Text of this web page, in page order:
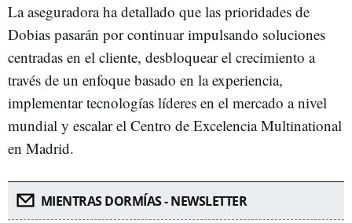
La aseguradora ha detallado que las prioridades de
Dobias pasarán por continuar impulsando soluciones
centradas en el cliente, desbloquear el crecimiento a
través de un enfoque basado en la experiencia,
implementar tecnologías líderes en el mercado a nivel
mundial y escalar el Centro de Excelencia Multinational
en Madrid.
MIENTRAS DORMÍAS - NEWSLETTER